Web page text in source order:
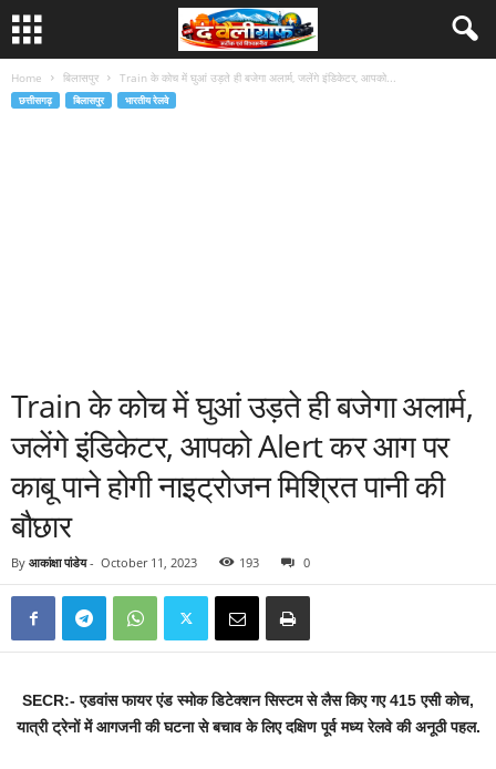
Home बिलासपुर Train के कोच में घुआं उड़ते ही बजेगा अलार्म, जलेंगे इंडिकेटर, आपको...
छत्तीसगढ़ बिलासपुर भारतीय रेलवे
Train के कोच में घुआं उड़ते ही बजेगा अलार्म,
जलेंगे इंडिकेटर, आपको Alert कर आग पर
काबू पाने होगी नाइट्रोजन मिश्रित पानी की
बौछार
By आकांक्षा पांडेय- October 11, 2023 193 0
SECR:- एडवांस फायर एंड स्मोक डिटेक्शन सिस्टम से लैस किए गए 415 एसी कोच,
यात्री ट्रेनों में आगजनी की घटना से बचाव के लिए दक्षिण पूर्व मध्य रेलवे की अनूठी पहल.